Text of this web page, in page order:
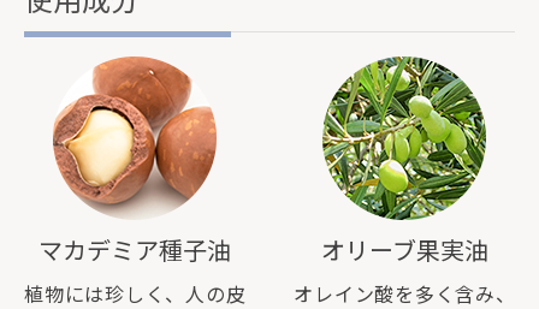
マカデミア種子油
植物には珍しく、人の皮
オリーブ果実油
オレイン酸を多く含み、